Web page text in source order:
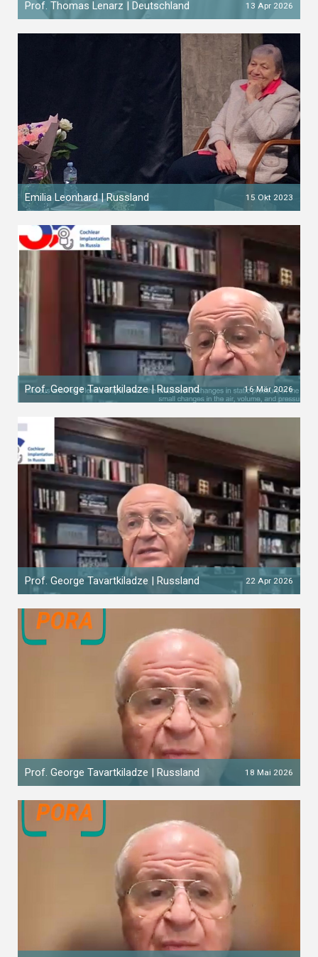
Prof. Thomas Lenarz | Deutschland 13 Apr 2026
Emilia Leonhard | Russland 15 Okt 2023
Prof. George Tavartkiladze | Russland 16 Mär 2026
Prof. George Tavartkiladze | Russland 22 Apr 2026
Prof. George Tavartkiladze | Russland 18 Mai 2026